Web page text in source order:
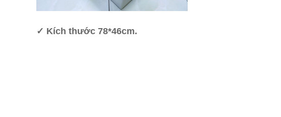
✓ Kích thước 78*46cm.